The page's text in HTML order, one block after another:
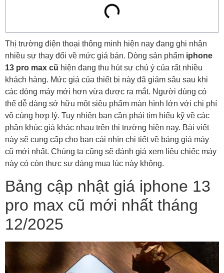
Thị trường điện thoại thông minh hiện nay đang ghi nhận
nhiều sự thay đổi về mức giá bán. Dòng sản phẩm iphone
13 pro max cũ hiện đang thu hút sự chú ý của rất nhiều
khách hàng. Mức giá của thiết bị này đã giảm sâu sau khi
các dòng máy mới hơn vừa được ra mắt. Người dùng có
thể dễ dàng sở hữu một siêu phẩm màn hình lớn với chi phí
vô cùng hợp lý. Tuy nhiên bạn cần phải tìm hiểu kỹ về các
phân khúc giá khác nhau trên thị trường hiện nay. Bài viết
này sẽ cung cấp cho bạn cái nhìn chi tiết về bảng giá máy
cũ mới nhất. Chúng ta cũng sẽ đánh giá xem liệu chiếc máy
này có còn thực sự đáng mua lúc này không.
Bảng cập nhật giá iphone 13
pro max cũ mới nhất tháng
12/2025